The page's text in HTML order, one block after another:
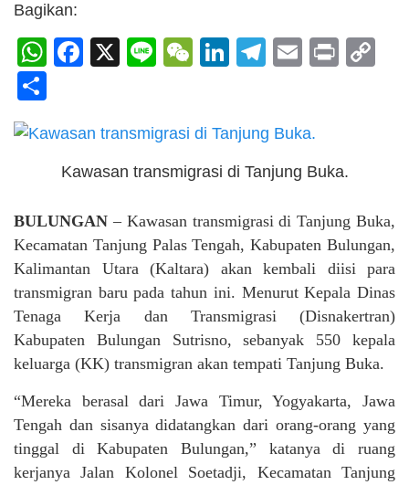
Bagikan:
WhatsApp
Facebook
X LineWeChat
LinkedIn
Telegram
Email
Print
Kawasan transmigrasi di Tanjung Buka.
BULUNGAN – Kawasan transmigrasi di Tanjung Buka,
Kecamatan Tanjung Palas Tengah, Kabupaten Bulungan,
Kalimantan Utara (Kaltara) akan kembali diisi para
transmigran baru pada tahun ini. Menurut Kepala Dinas
Tenaga Kerja dan Transmigrasi (Disnakertran)
Kabupaten Bulungan Sutrisno, sebanyak 550 kepala
keluarga (KK) transmigran akan tempati Tanjung Buka.
“Mereka berasal dari Jawa Timur, Yogyakarta, Jawa
Tengah dan sisanya didatangkan dari orang-orang yang
tinggal di Kabupaten Bulungan,” katanya di ruang
kerjanya Jalan Kolonel Soetadji, Kecamatan Tanjung